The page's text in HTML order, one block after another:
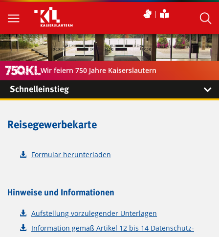
Wir feiern 750 Jahre Kaiserslautern
Schnelleinstieg
Reisegewerbekarte
Formular herunterladen
Hinweise und Informationen
Aufstellung vorzulegender Unterlagen
Information gemäß Artikel 12 bis 14 Datenschutz-